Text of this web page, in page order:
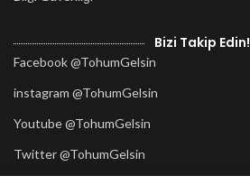
Bizi Takip Edin!
Facebook @TohumGelsin
instagram @TohumGelsin
Youtube @TohumGelsin
Twitter @TohumGelsin